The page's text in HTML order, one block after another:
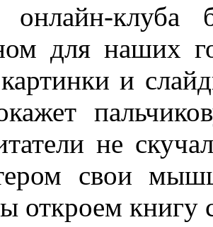
онлайн-
для наших
и
не
свои
откроем книгу